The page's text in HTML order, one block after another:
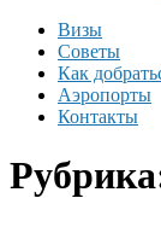
Визы
Cоветы
Как
Аэропорты
Контакты